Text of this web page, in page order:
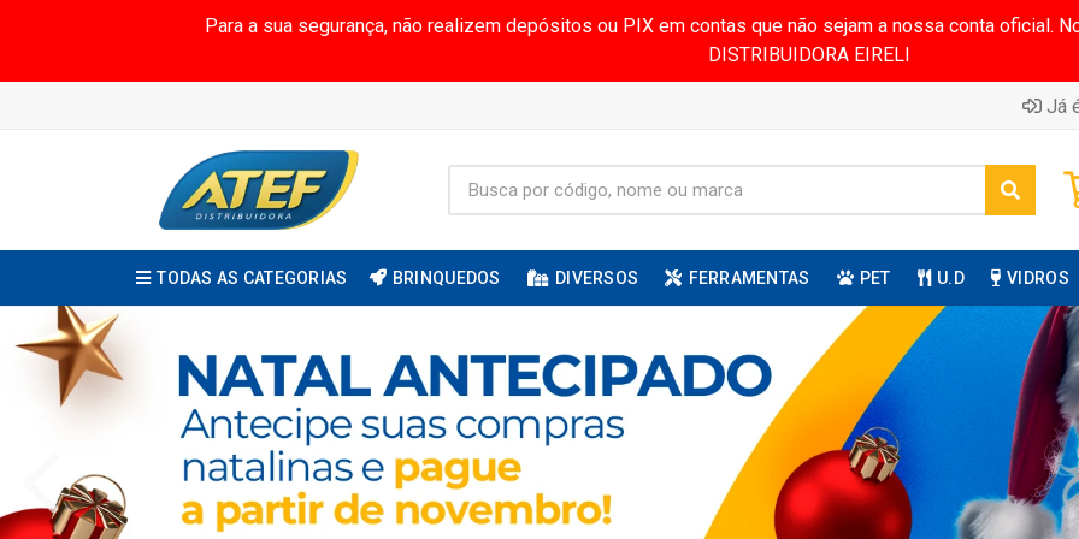
Para a sua segurança, não realizem depósitos ou PIX em contas que não sejam a nossa conta oficial.
DISTRIBUIDORA EIRELI
Já
TODAS AS CATEGORIAS BRINQUEDOS DIVERSOS FERRAMENTAS PET U.D VIDROS